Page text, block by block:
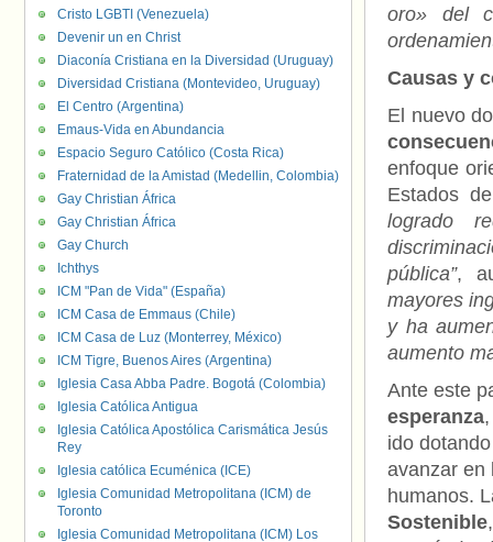
oro» del
Causas y
El nuevo
enfoque
Estados
logrado
pública”,
mayores
y ha
aumento
Ante este
esperanza
ido
avanzar en
humanos.
Sostenible
Cristo LGBTI (Venezuela)
Devenir un en Christ
Diaconía Cristiana en la Diversidad (Uruguay)
Diversidad Cristiana (Montevideo, Uruguay)
El Centro (Argentina)
Emaus-Vida en Abundancia
Espacio Seguro Católico (Costa Rica)
Fraternidad de la Amistad (Medellin, Colombia)
Gay Christian África
Gay Christian África
Gay Church
Ichthys
ICM "Pan de Vida" (España)
ICM Casa de Emmaus (Chile)
ICM Casa de Luz (Monterrey, México)
ICM Tigre, Buenos Aires (Argentina)
Iglesia Casa Abba Padre. Bogotá (Colombia)
Iglesia Católica Antigua
Iglesia Católica Apostólica Carismática Jesús
Rey
Iglesia católica Ecuménica (ICE)
Iglesia Comunidad Metropolitana (ICM) de
Toronto
Iglesia Comunidad Metropolitana (ICM) Los